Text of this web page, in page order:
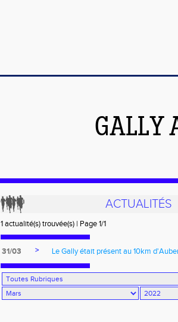
GALLY
ACTUALITÉS
1 actualité(s) trouvée(s) | Page 1/1
31/03 > Le Gally était présent au 10km